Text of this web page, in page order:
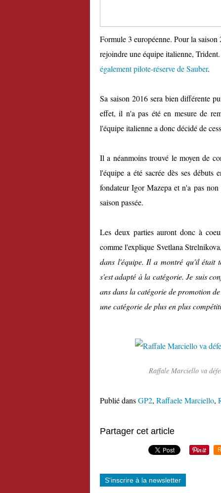
Formule 3 européenne. Pour la
rejoindre une équipe italienne,
également pilote-réserve de Sauber.
Sa saison 2016 sera bien différente
effet, il n'a pas été en mesure de
l'équipe italienne a donc décidé de
Il a néanmoins trouvé le moyen de
l'équipe a été sacrée dès ses débuts
fondateur Igor Mazepa et n'a pas
saison passée.
Les deux parties auront donc à
comme l'explique Svetlana
dans l'équipe. Il a montré qu'il était
s'est adapté à la catégorie. Je suis
ans dans la catégorie de promotion
une catégorie de plus en plus
Raffale Marciello va
Publié dansGP2, Raffaele Marciello,
Partager cet article
S'inscrire à la newsletter